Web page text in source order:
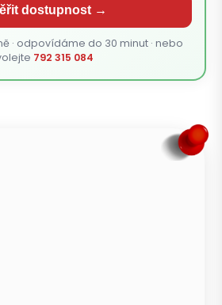
dostupnost →
· odpovídáme do 30 minut · nebo
792 315 084